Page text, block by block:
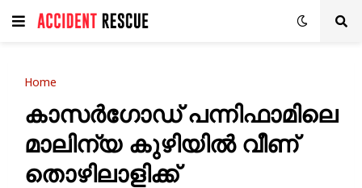
Home
കാസര്‍ഗോഡ് പന്നിഫാമിലെ
മാലിന്യ കുഴിയില്‍ വീണ്
തൊഴിലാളിക്ക്